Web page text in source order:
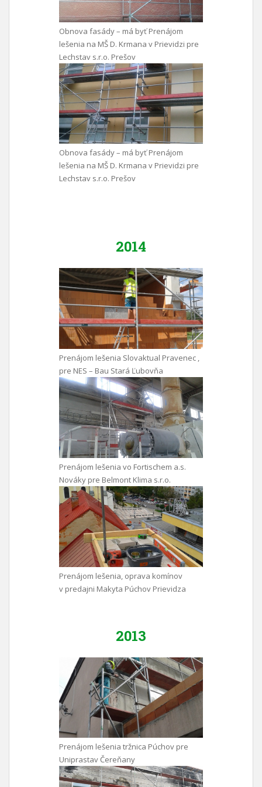
Obnova fasády – má byť Prenájom
lešenia na MŠ D. Krmana v Prievidzi pre
Lechstav s.r.o. Prešov
Obnova fasády – má byť Prenájom
lešenia na MŠ D. Krmana v Prievidzi pre
Lechstav s.r.o. Prešov
2014
Prenájom lešenia Slovaktual Pravenec ,
pre NES – Bau Stará Ľubovňa
Prenájom lešenia vo Fortischem a.s.
Nováky pre Belmont Klima s.r.o.
Prenájom lešenia, oprava komínov
v predajni Makyta Púchov Prievidza
2013
Prenájom lešenia tržnica Púchov pre
Uniprastav Čereňany